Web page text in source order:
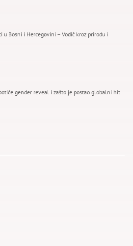
u Bosni i Hercegovini – Vodič kroz prirodu i
gender reveal i zašto je postao globalni hit